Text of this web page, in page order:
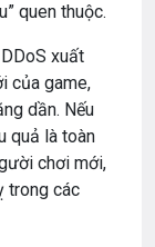
quen thuộc.
xuất
của game,
dần. Nếu
quả là toàn
chơi mới,
trong các